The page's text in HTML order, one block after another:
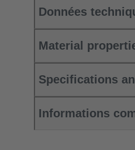
Données
Material
Specifications
Informations